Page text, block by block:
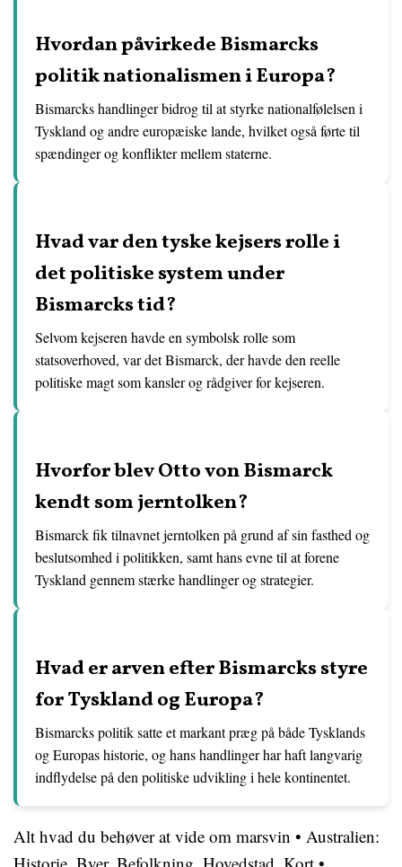
Hvordan påvirkede Bismarcks
politik nationalismen i Europa?
Bismarcks handlinger bidrog til at styrke nationalfølelsen i
Tyskland og andre europæiske lande, hvilket også førte til
spændinger og konflikter mellem staterne.
Hvad var den tyske kejsers rolle i
det politiske system under
Bismarcks tid?
Selvom kejseren havde en symbolsk rolle som
statsoverhoved, var det Bismarck, der havde den reelle
politiske magt som kansler og rådgiver for kejseren.
Hvorfor blev Otto von Bismarck
kendt som jerntolken?
Bismarck fik tilnavnet jerntolken på grund af sin fasthed og
beslutsomhed i politikken, samt hans evne til at forene
Tyskland gennem stærke handlinger og strategier.
Hvad er arven efter Bismarcks styre
for Tyskland og Europa?
Bismarcks politik satte et markant præg på både Tysklands
og Europas historie, og hans handlinger har haft langvarig
indflydelse på den politiske udvikling i hele kontinentet.
Alt hvad du behøver at vide om marsvin • Australien: